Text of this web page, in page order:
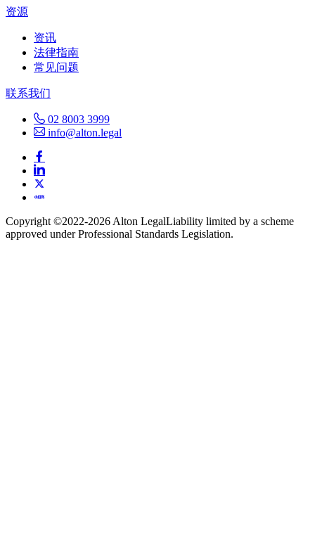
资源
资讯
法律指南
常见问题
联系我们
02 8003 3999
info@alton.legal
Copyright ©️2022-2026 Alton LegalLiability limited by a scheme
approved under Professional Standards Legislation.